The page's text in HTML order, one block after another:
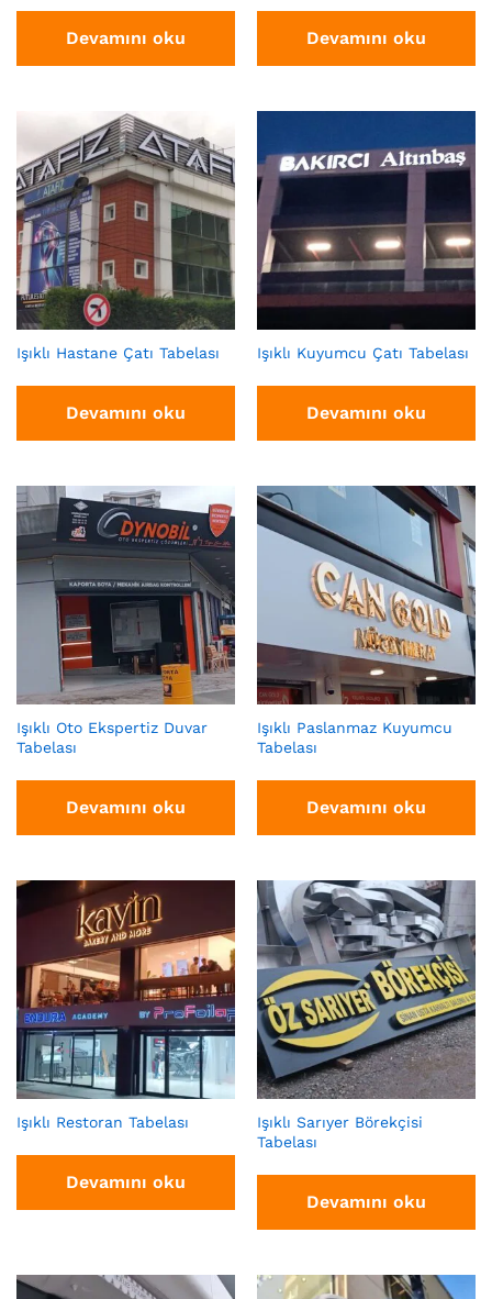
Devamını oku Devamını oku
Işıklı Hastane Çatı Tabelası
Devamını oku
Işıklı Kuyumcu Çatı Tabelası
Devamını oku
Işıklı Oto Ekspertiz Duvar
Tabelası
Devamını oku
Işıklı Paslanmaz Kuyumcu
Tabelası
Devamını oku
Işıklı Restoran Tabelası
Devamını oku
Işıklı Sarıyer Börekçisi
Tabelası
Devamını oku